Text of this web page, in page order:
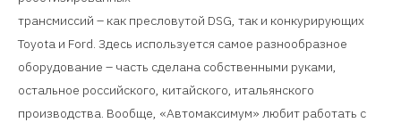
трансмиссий – как пресловутой DSG, так и конкурирующих
Toyota и Ford. Здесь используется самое разнообразное
оборудование – часть сделана собственными руками,
остальное российского, китайского, итальянского
производства. Вообще, «Автомаксимум» любит работать с